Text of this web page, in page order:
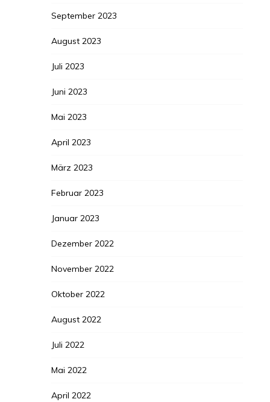
September 2023
August 2023
Juli 2023
Juni 2023
Mai 2023
April 2023
März 2023
Februar 2023
Januar 2023
Dezember 2022
November 2022
Oktober 2022
August 2022
Juli 2022
Mai 2022
April 2022